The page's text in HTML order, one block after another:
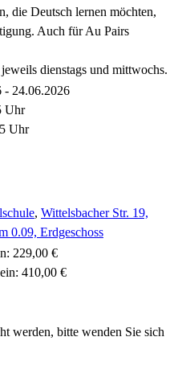
die Deutsch lernen möchten,
Auch für Au Pairs
dienstags und mittwochs.
- 24.06.2026
Uhr
Uhr
, Wittelsbacher Str. 19,
0.09, Erdgeschoss
229,00 €
410,00 €
werden, bitte wenden Sie sich